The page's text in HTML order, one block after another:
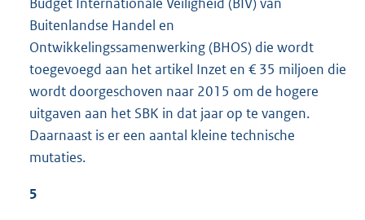
Buitenlandse Handel en
Ontwikkelingssamenwerking (BHOS) die wordt
toegevoegd aan het artikel Inzet en € 35 miljoen die
wordt doorgeschoven naar 2015 om de hogere
uitgaven aan het SBK in dat jaar op te vangen.
Daarnaast is er een aantal kleine technische
mutaties.
5